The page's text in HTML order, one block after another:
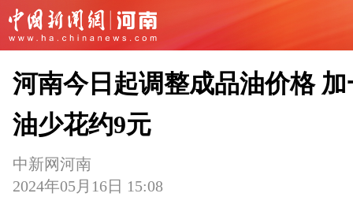
河南今日起调整成品油价格 加
油少花约9元
中新网河南
2024年05月16日 15:08